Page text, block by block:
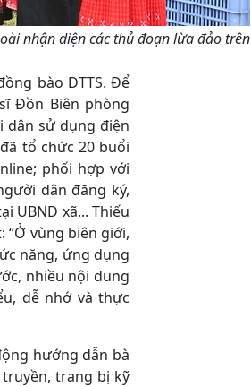
nhận diện các thủ đoạn lừa đảo trên
bào DTTS. Để
Đồn Biên phòng
dân sử dụng điện
tổ chức 20 buổi
phối hợp với
dân đăng ký,
UBND xã... Thiếu
“Ở vùng biên giới,
năng, ứng dụng
nhiều nội dung
dễ nhớ và thực
hướng dẫn bà
trang bị kỹ